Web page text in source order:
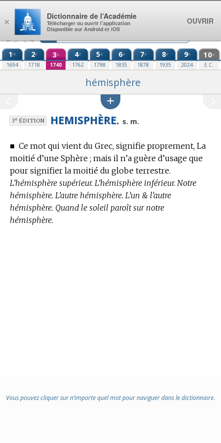
Aller au contenu
1re
1694
2e
1718
3e
1740
4e
1762
5e
1798
6e
1835
7e
1878
8e
1935
9e
2024
10e
E.C.
hémisphère
3eÉDITION HEMISPHÈRE. s. m.
■ Ce mot qui vient du Grec, signifie proprement, La
moitié d’une Sphère ; mais il n’a guère d’usage que
pour signifier la moitié du globe terrestre.
L’hémisphère supérieur. L’hémisphère inférieur. Notre
hémisphère. L’autre hémisphère. L’un & l’autre
hémisphère. Quand le soleil paroît sur notre
hémisphère.
Vous pouvez cliquer sur n’importe quel mot pour naviguer dans le dictionnaire.
×
Dictionnaire de l’Académie
Télécharger ou ouvrir l’application
Disponible sur Android et iOS
OUVRIR